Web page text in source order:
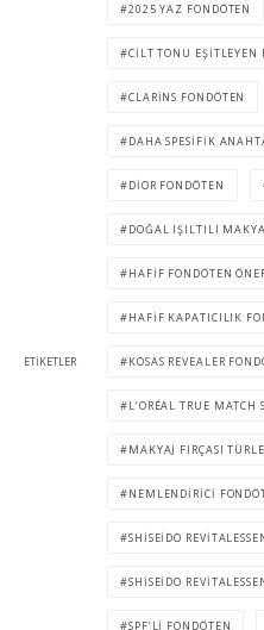
ETIKETLER
2025 YAZ FONDÖTEN
CILT TONU EŞITLEYEN
CLARINS FONDÖTEN
DAHA SPESIFIK
DIOR FONDÖTEN
DOĞAL IŞILTILI
HAFIF FONDÖTEN
HAFIF KAPATICILIK
KOSAS REVEALER
L’ORÉAL TRUE MATCH
MAKYAJ FIRÇASI
NEMLENDIRICI
SHISEIDO
SHISEIDO
SPF’LI FONDÖTEN